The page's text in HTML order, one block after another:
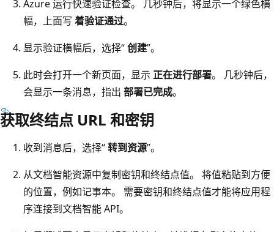
Azure 运行快速验证检查。 几秒钟后，将显示一个绿色横
幅，上面写 着验证通过。
显示验证横幅后，选择“创建”。
此时会打开一个新页面，显示 正在进行部署。 几秒钟后，
会显示一条消息，指出 部署已完成。
获取终结点 URL 和密钥
收到消息后，选择“转到资源”。
从文档智能资源中复制密钥和终结点值。 将值粘贴到方便
的位置，例如记事本。 需要密钥和终结点值才能将应用程
序连接到文档智能 API。